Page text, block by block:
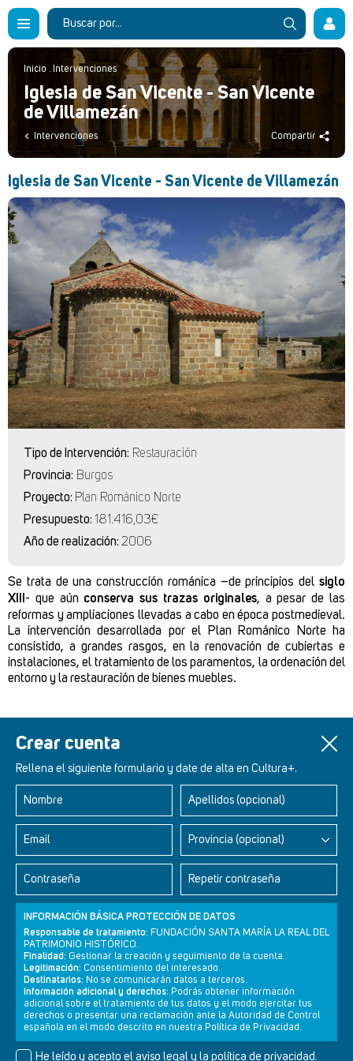
Crear cuenta
Rellena el siguiente formulario y date de alta en Cultura+.
Nombre Apellidos (opcional)
Email Provincia (opcional)
Contraseña Repetir contraseña
INFORMACIÓN BÁSICA PROTECCIÓN DE DATOS
Responsable de tratamiento: FUNDACIÓN SANTA MARÍA LA REAL DEL
PATRIMONIO HISTÓRICO.
Finalidad: Gestionar la creación y seguimiento de la cuenta.
Legitimación: Consentimiento del interesado.
Destinatarios: No se comunicarán datos a terceros.
Información adicional y derechos: Podrás obtener información
adicional sobre el tratamiento de tus datos y el modo ejercitar tus
derechos o presentar una reclamación ante la Autoridad de Control
española en el modo descrito en nuestra Política de Privacidad.
He leído y acepto el aviso legal y la política de privacidad.
Inicio . Intervenciones
Iglesia de San Vicente - San Vicente
de Villamezán
Intervenciones Compartir
Iglesia de San Vicente - San Vicente de Villamezán
Tipo de Intervención: Restauración
Provincia: Burgos
Proyecto: Plan Románico Norte
Presupuesto: 181.416,03€
Año de realización: 2006
Se trata de una construcción románica –de principios del siglo
XIII - que aún conserva sus trazas originales, a pesar de las
reformas y ampliaciones llevadas a cabo en época postmedieval.
La intervención desarrollada por el Plan Románico Norte ha
consistido, a grandes rasgos, en la renovación de cubiertas e
instalaciones, el tratamiento de los paramentos, la ordenación del
entorno y la restauración de bienes muebles.
Retablos Renacentistas Este de León
Newsletter Aviso legal Política de privacidad Política de cookies